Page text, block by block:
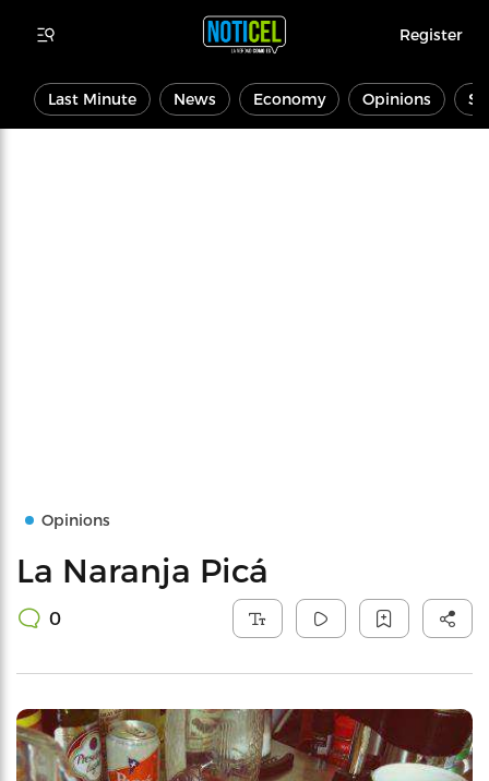
Register
Last Minute News Economy Opinions
Opinions
La Naranja Picá
0